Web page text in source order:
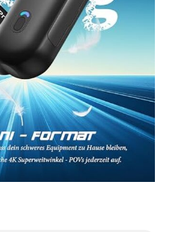
pendant la recharge.
Remarque : Cette caméra
n'est pas une caméra
sport professionnelle et
ne dispose pas de
stabilisation d'image.